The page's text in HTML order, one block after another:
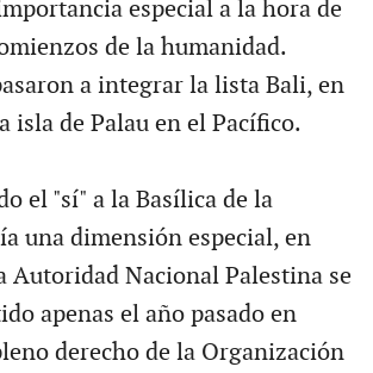
especial a la hora de
de la humanidad.
a integrar la lista Bali, en
isla de Palau en el Pacífico.
el "sí" a la Basílica de la
una dimensión especial, en
Autoridad Nacional Palestina se
apenas el año pasado en
derecho de la Organización